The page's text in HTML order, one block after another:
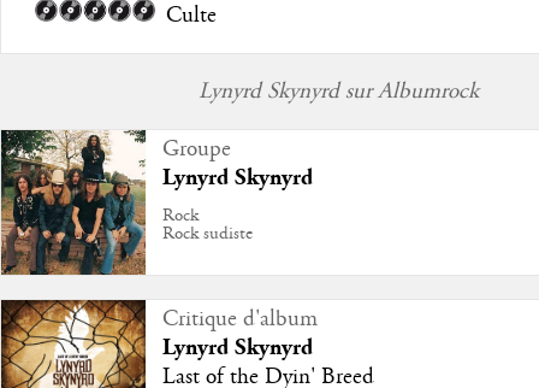
Culte
Lynyrd Skynyrd sur Albumrock
Groupe
Lynyrd Skynyrd
Rock
Rock sudiste
Critique d'album
Lynyrd Skynyrd
Last of the Dyin' Breed